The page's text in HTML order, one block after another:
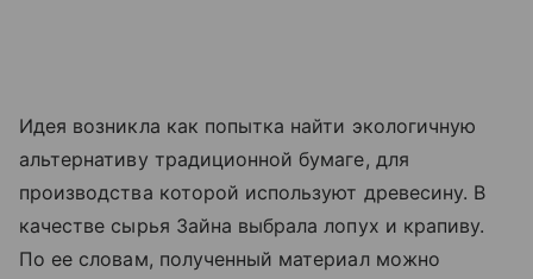
Идея возникла как попытка найти экологичную
альтернативу традиционной бумаге, для
производства которой используют древесину. В
качестве сырья Зайна выбрала лопух и крапиву.
По ее словам, полученный материал можно